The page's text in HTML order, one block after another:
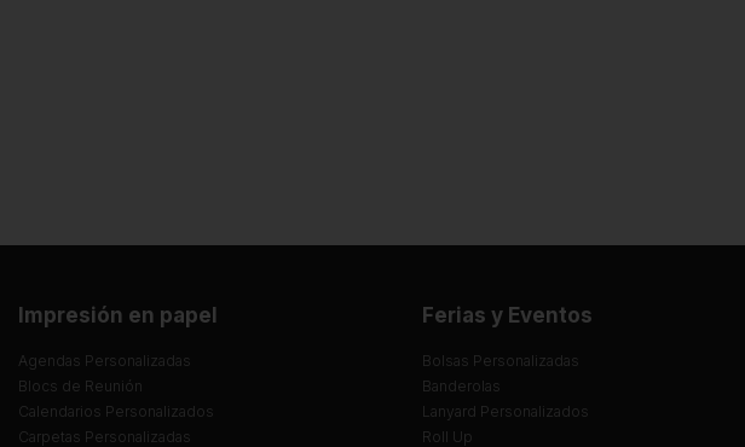
Impresión en papel
Agendas Personalizadas
Blocs de Reunión
Calendarios Personalizados
Carpetas Personalizadas
Ferias y Eventos
Bolsas Personalizadas
Banderolas
Lanyard Personalizados
Roll Up